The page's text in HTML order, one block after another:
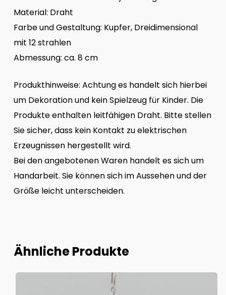
Material: Draht
Farbe und Gestaltung: Kupfer, Dreidimensional
mit 12 strahlen
Abmessung: ca. 8 cm
Produkthinweise: Achtung es handelt sich hierbei
um Dekoration und kein Spielzeug für Kinder. Die
Produkte enthalten leitfähigen Draht. Bitte stellen
Sie sicher, dass kein Kontakt zu elektrischen
Erzeugnissen hergestellt wird.
Bei den angebotenen Waren handelt es sich um
Handarbeit. Sie können sich im Aussehen und der
Größe leicht unterscheiden.
Ähnliche Produkte